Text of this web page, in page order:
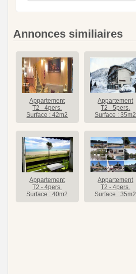
Annonces similiaires
Appartement
T2 - 4pers.
Surface : 42m2
Appartement
T2 - 5pers.
Surface : 35m2
Appartement
T2 - 4pers.
Surface : 40m2
Appartement
T2 - 4pers.
Surface : 35m2